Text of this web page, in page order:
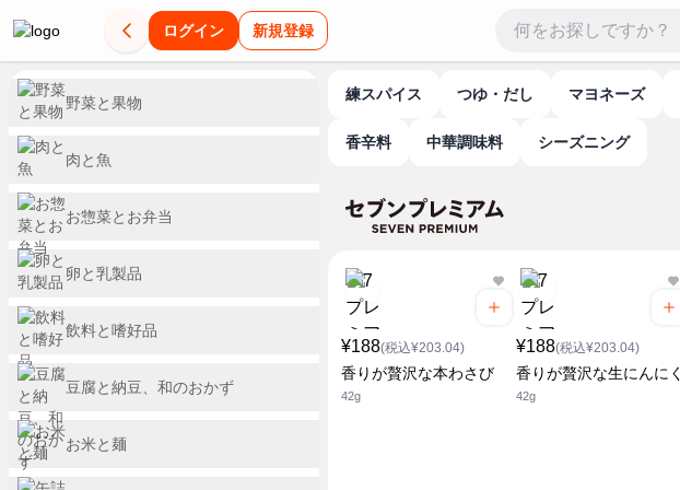
ログイン 新規登録
練スパイス つゆ・だし マヨネーズ
香辛料 中華調味料 シーズニング
¥188(税込¥203.04)
香りが贅沢な本わさび
42g
¥188(税込¥203.04)
香りが贅沢な生にんにく
42g
野菜と果物
肉と魚
お惣菜とお弁当
卵と乳製品
飲料と嗜好品
豆腐と納豆、和のおかず
お米と麺